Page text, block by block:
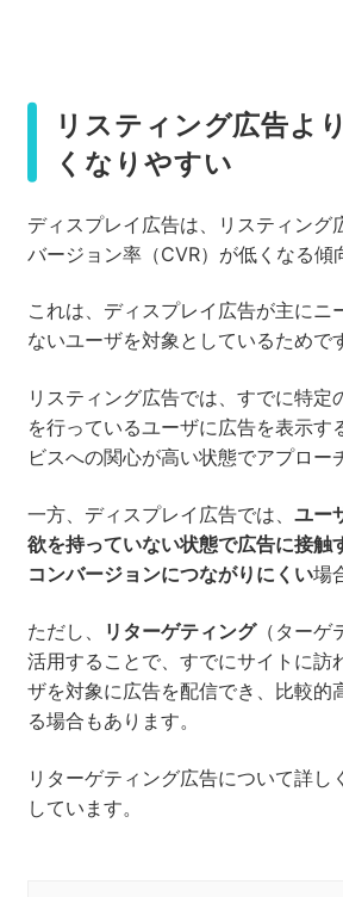
リスティング広告よ
くなりやすい
ディスプレイ広告は、リスティング
バージョン率（CVR）が低くなる傾
これは、ディスプレイ広告が主にニ
ないユーザを対象としているためで
リスティング広告では、すでに特定
を行っているユーザに広告を表示す
ビスへの関心が高い状態でアプロー
一方、ディスプレイ広告では、 ユー
欲を持っていない状態で広告に接触
コンバージョンにつながりにくい場
ただし、 リターゲティング（ターゲ
活用することで、すでにサイトに訪
ザを対象に広告を配信でき、比較的
る場合もあります。
リターゲティング広告について詳し
しています。